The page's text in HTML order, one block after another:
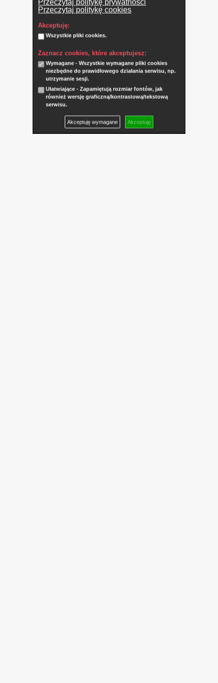
Przeczytaj politykę prywatności
Przeczytaj politykę cookies
Akceptuję:
Wszystkie pliki cookies.
Zaznacz cookies, które akceptujesz:
Wymagane - Wszystkie wymagane pliki cookies
niezbędne do prawidłowego działania serwisu, np.
utrzymanie sesji.
Ułatwiające - Zapamiętują rozmiar fontów, jak
również wersję graficzną/kontrastową/tekstową
serwisu.
Akceptuję wymagane Akceptuję